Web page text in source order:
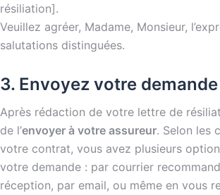
résiliation].
Veuillez agréer, Madame, Monsieur,
salutations distinguées.
3. Envoyez votre demande
Après rédaction de votre lettre de
de l’envoyer à votre assureur. Selon les
votre contrat, vous avez plusieurs
votre demande : par courrier
réception, par email, ou même en vous